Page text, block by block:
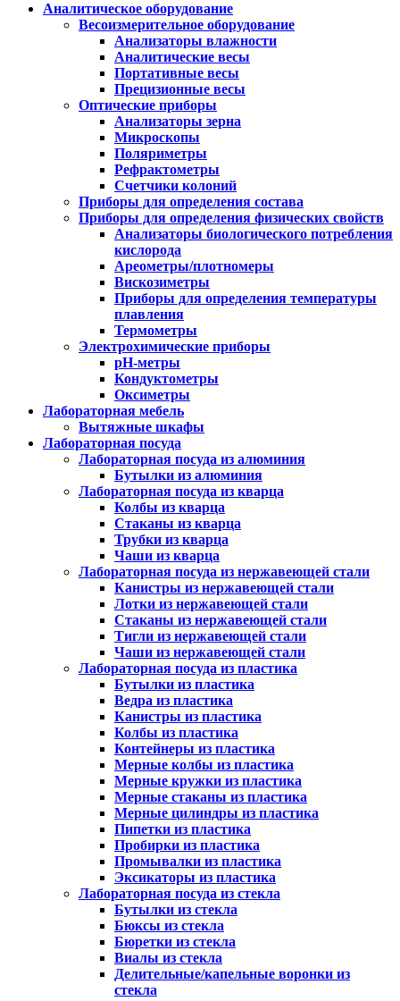
Аналитическое оборудование
Весоизмерительное оборудование
Анализаторы влажности
Аналитические весы
Портативные весы
Прецизионные весы
Оптические приборы
Анализаторы зерна
Микроскопы
Поляриметры
Рефрактометры
Счетчики колоний
Приборы для определения состава
Приборы для определения физических свойств
Анализаторы биологического потребления
кислорода
Ареометры/плотномеры
Вискозиметры
Приборы для определения температуры
плавления
Термометры
Электрохимические приборы
pH-метры
Кондуктометры
Оксиметры
Лабораторная мебель
Вытяжные шкафы
Лабораторная посуда
Лабораторная посуда из алюминия
Бутылки из алюминия
Лабораторная посуда из кварца
Колбы из кварца
Стаканы из кварца
Трубки из кварца
Чаши из кварца
Лабораторная посуда из нержавеющей стали
Канистры из нержавеющей стали
Лотки из нержавеющей стали
Стаканы из нержавеющей стали
Тигли из нержавеющей стали
Чаши из нержавеющей стали
Лабораторная посуда из пластика
Бутылки из пластика
Ведра из пластика
Канистры из пластика
Колбы из пластика
Контейнеры из пластика
Мерные колбы из пластика
Мерные кружки из пластика
Мерные стаканы из пластика
Мерные цилиндры из пластика
Пипетки из пластика
Пробирки из пластика
Промывалки из пластика
Эксикаторы из пластика
Лабораторная посуда из стекла
Бутылки из стекла
Бюксы из стекла
Бюретки из стекла
Виалы из стекла
Делительные/капельные воронки из
стекла